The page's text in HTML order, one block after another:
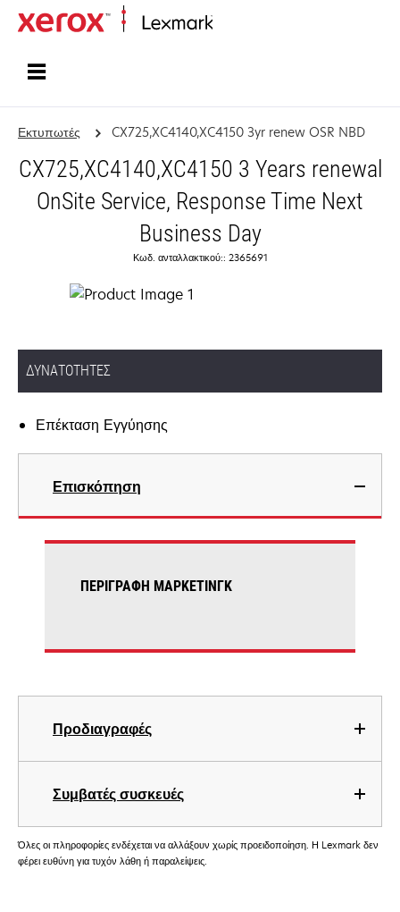
Εκτυπωτές CX725,XC4140,XC4150 3yr renew OSR NBD
CX725,XC4140,XC4150 3 Years renewal
OnSite Service, Response Time Next
Business Day
Κωδ. ανταλλακτικού:: 2365691
ΔΥΝΑΤΌΤΗΤΕΣ
Επέκταση Εγγύησης
Επισκόπηση
Προδιαγραφές
Συμβατές συσκευές
ΠΕΡΙΓΡΑΦΉ ΜΆΡΚΕΤΙΝΓΚ
Όλες οι πληροφορίες ενδέχεται να αλλάξουν χωρίς προειδοποίηση. Η Lexmark δεν
φέρει ευθύνη για τυχόν λάθη ή παραλείψεις.